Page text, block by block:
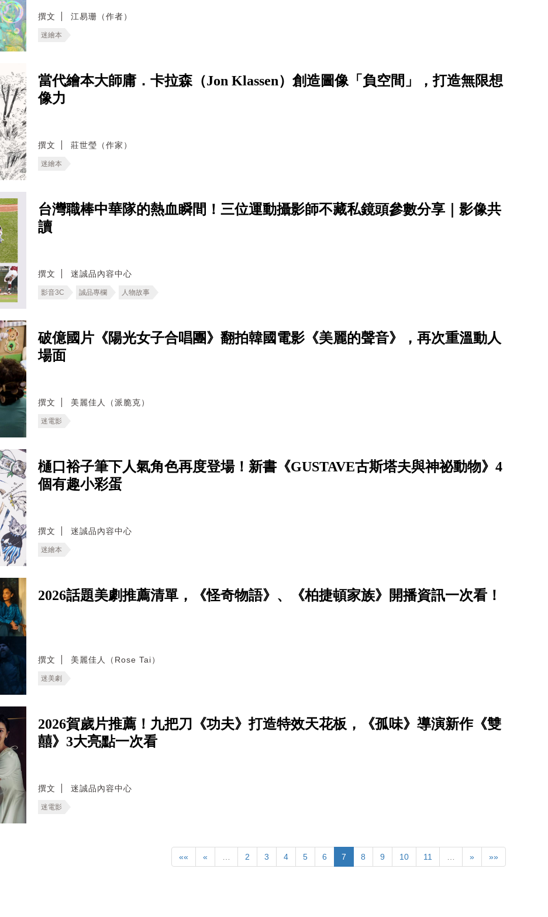
撰文 江易珊（作者）
迷繪本
當代繪本大師庸．卡拉森（Jon Klassen）創造圖像「負空間」，打造無限想
像力
撰文 莊世瑩（作家）
迷繪本
台灣職棒中華隊的熱血瞬間！三位運動攝影師不藏私鏡頭參數分享｜影像共
讀
撰文 迷誠品內容中心
影音3C 誠品專欄 人物故事
破億國片《陽光女子合唱團》翻拍韓國電影《美麗的聲音》，再次重溫動人
場面
撰文 美麗佳人（派脆克）
迷電影
樋口裕子筆下人氣角色再度登場！新書《GUSTAVE古斯塔夫與神祕動物》4
個有趣小彩蛋
撰文 迷誠品內容中心
迷繪本
2026話題美劇推薦清單，《怪奇物語》、《柏捷頓家族》開播資訊一次看！
撰文 美麗佳人（Rose Tai）
迷美劇
2026賀歲片推薦！九把刀《功夫》打造特效天花板，《孤味》導演新作《雙
囍》3大亮點一次看
撰文 迷誠品內容中心
迷電影
«« « … 2 3 4 5 6 7 8 9 10 11 … » »»